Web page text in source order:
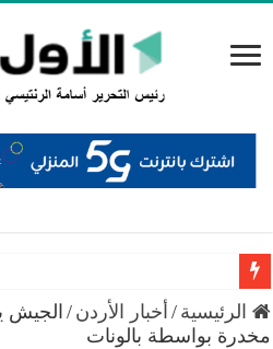
سميرات: افتتاح “منصة الشمال”
الرئيسية / أخبار الأردن / الجيش
مخدرة بواسطة بالونات